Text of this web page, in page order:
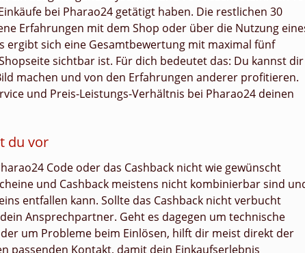
bei Pharao24 getätigt haben. Die restlichen 30
Erfahrungen mit dem Shop oder über die Nutzung
ergibt sich eine Gesamtbewertung mit maximal fünf
sichtbar ist. Für dich bedeutet das: Du kannst dir
machen und von den Erfahrungen anderer profitieren.
und Preis-Leistungs-Verhältnis bei Pharao24 deinen
du vor
Code oder das Cashback nicht wie gewünscht
und Cashback meistens nicht kombinierbar sind
entfallen kann. Sollte das Cashback nicht verbucht
Ansprechpartner. Geht es dagegen um technische
um Probleme beim Einlösen, hilft dir meist direkt der
passenden Kontakt, damit dein Einkaufserlebnis